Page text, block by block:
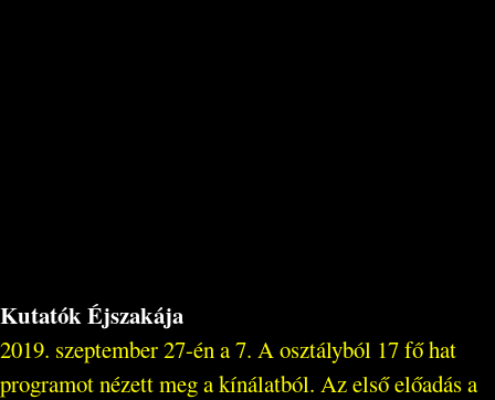
Kutatók Éjszakája
2019. szeptember 27-én a 7. A osztályból 17 fő hat
programot nézett meg a kínálatból. Az első előadás a